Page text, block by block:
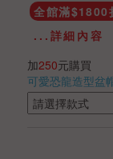
全館滿$1800
...詳細內容
加250元購買
可愛恐龍造型盆